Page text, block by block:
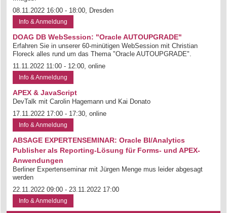
08.11.2022 16:00 - 18:00, Dresden
Info & Anmeldung
DOAG DB WebSession: "Oracle AUTOUPGRADE"
Erfahren Sie in unserer 60-minütigen WebSession mit Christian
Floreck alles rund um das Thema "Oracle AUTOUPGRADE".
11.11.2022 11:00 - 12:00, online
Info & Anmeldung
APEX & JavaScript
DevTalk mit Carolin Hagemann und Kai Donato
17.11.2022 17:00 - 17:30, online
Info & Anmeldung
ABSAGE EXPERTENSEMINAR: Oracle BI/Analytics
Publisher als Reporting-Lösung für Forms- und APEX-
Anwendungen
Berliner Expertenseminar mit Jürgen Menge mus leider abgesagt
werden
22.11.2022 09:00 - 23.11.2022 17:00
Info & Anmeldung